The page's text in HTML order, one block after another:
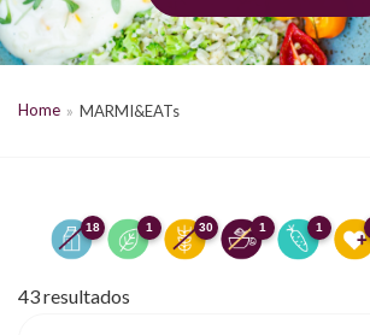
Home MARMI&EATs
18 1 30 1 1
43resultados